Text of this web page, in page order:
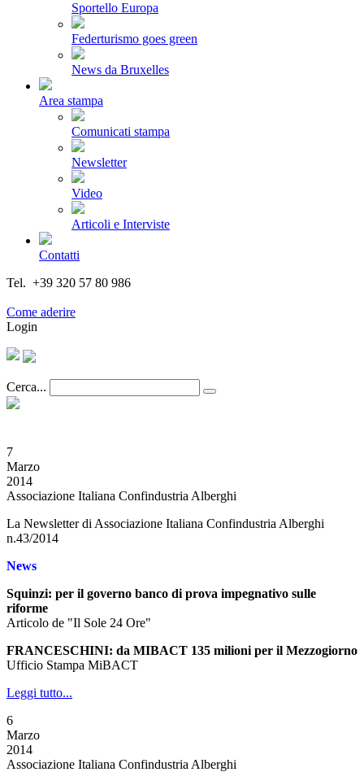
Sportello Europa
Federturismo goes green
News da Bruxelles
Area stampa
Comunicati stampa
Newsletter
Video
Articoli e Interviste
Contatti
Tel. +39 320 57 80 986
Come aderire
Login
Cerca...
7
Marzo
2014
Associazione Italiana Confindustria Alberghi
La Newsletter di Associazione Italiana Confindustria Alberghi
n.43/2014
News
Squinzi: per il governo banco di prova impegnativo sulle
riforme
Articolo de "Il Sole 24 Ore"
FRANCESCHINI: da MIBACT 135 milioni per il Mezzogiorno
Ufficio Stampa MiBACT
Leggi tutto...
6
Marzo
2014
Associazione Italiana Confindustria Alberghi